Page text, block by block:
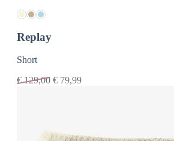
Replay
Short
€129,00 € 79,99